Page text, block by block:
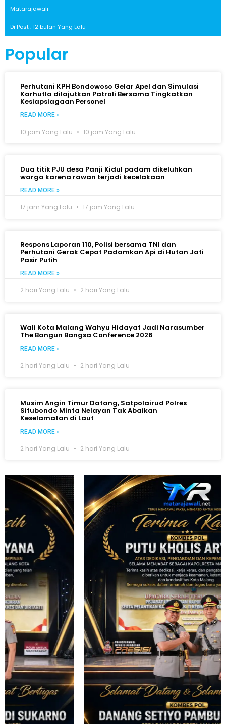
Matarajawali
Di Post : 12 bulan Yang Lalu
Popular
Perhutani KPH Bondowoso Gelar Apel dan Simulasi
Karhutla dilajutkan Patroli Bersama Tingkatkan
Kesiapsiagaan Personel
READ MORE »
10 jam Yang Lalu 10 jam Yang Lalu
Dua titik PJU desa Panji Kidul padam dikeluhkan
warga karena rawan terjadi kecelakaan
READ MORE »
17 jam Yang Lalu 17 jam Yang Lalu
Respons Laporan 110, Polisi bersama TNI dan
Perhutani Gerak Cepat Padamkan Api di Hutan Jati
Pasir Putih
READ MORE »
2 hari Yang Lalu 2 hari Yang Lalu
Wali Kota Malang Wahyu Hidayat Jadi Narasumber
The Bangun Bangsa Conference 2026
READ MORE »
2 hari Yang Lalu 2 hari Yang Lalu
Musim Angin Timur Datang, Satpolairud Polres
Situbondo Minta Nelayan Tak Abaikan
Keselamatan di Laut
READ MORE »
2 hari Yang Lalu 2 hari Yang Lalu